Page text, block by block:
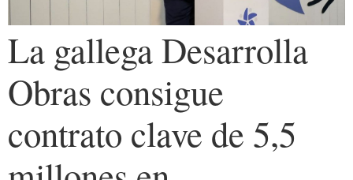
La gallega Desarrolla
Obras consigue
contrato clave de 5,5